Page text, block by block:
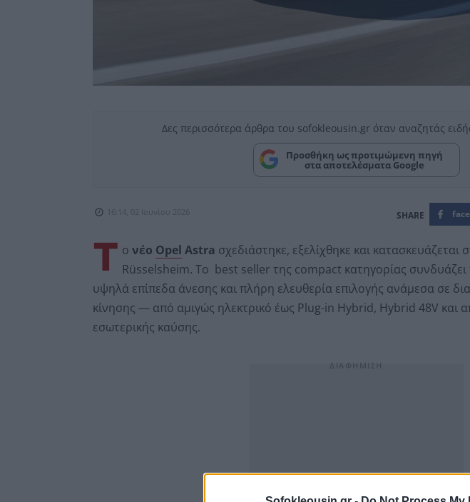
Δες περισσότερα άρθρα του sofokleousin.gr όταν αναζητάς
Προσθήκη ως προτιμώμενη πηγή
στα αποτελέσματα Google
16:14, 02 Ιουνίου 2026
Τ ο νέο Opel Astra σχεδιάστηκε, εξελίχθηκε και κατασκευάζεται
Rüsselsheim. Το best seller της compact κατηγορίας συνδυάζει
υψηλά επίπεδα άνεσης και πλήρη ελευθερία επιλογής ανάμεσα σε
κίνησης — από αμιγώς ηλεκτρικό έως Plug-in Hybrid, Hybrid 48V και
εσωτερικής καύσης.